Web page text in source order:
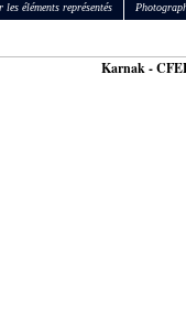
éléments représentés